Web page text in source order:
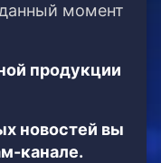
момент
продукции
новостей вы
канале.